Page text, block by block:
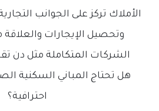
الأملاك تركز على الجوانب
وتحصيل الإيجارات
الشركات المتكاملة مثل دن
هل تحتاج المباني السكنية
احترافية؟